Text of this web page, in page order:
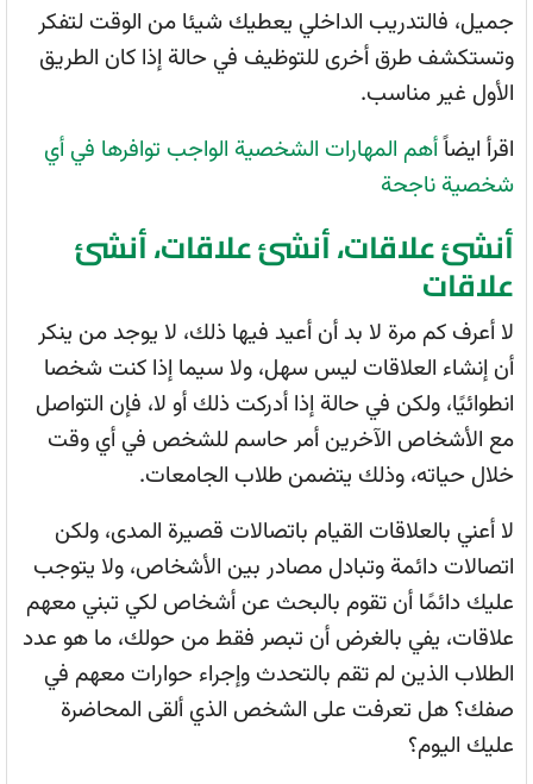
جميل، فالتدريب الداخلي يعطيك شيئا من الوقت لتفكر
وتستكشف طرق أخرى للتوظيف في حالة إذا كان الطريق
الأول غير مناسب.
اقرأ ايضاًأهم المهارات الشخصية الواجب توافرها في أي
شخصية ناجحة
أنشئ علاقات، أنشئ علاقات، أنشئ
علاقات
لا أعرف كم مرة لا بد أن أعيد فيها ذلك، لا يوجد من ينكر
أن إنشاء العلاقات ليس سهل، ولا سيما إذا كنت شخصا
انطوائيًا، ولكن في حالة إذا أدركت ذلك أو لا، فإن التواصل
مع الأشخاص الآخرين أمر حاسم للشخص في أي وقت
خلال حياته، وذلك يتضمن طلاب الجامعات.
لا أعني بالعلاقات القيام باتصالات قصيرة المدى، ولكن
اتصالات دائمة وتبادل مصادر بين الأشخاص، ولا يتوجب
عليك دائمًا أن تقوم بالبحث عن أشخاص لكي تبني معهم
علاقات، يفي بالغرض أن تبصر فقط من حولك، ما هو عدد
الطلاب الذين لم تقم بالتحدث وإجراء حوارات معهم في
صفك؟ هل تعرفت على الشخص الذي ألقى المحاضرة
عليك اليوم؟